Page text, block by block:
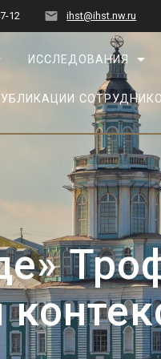
12 ihst@ihst.nw.ru
ИССЛЕДОВАНИЯ